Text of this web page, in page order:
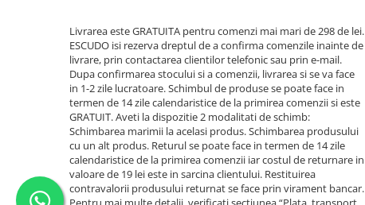
Livrarea este GRATUITA pentru comenzi mai mari de 298 de lei.
ESCUDO isi rezerva dreptul de a confirma comenzile inainte de
livrare, prin contactarea clientilor telefonic sau prin e-mail.
Dupa confirmarea stocului si a comenzii, livrarea si se va face
in 1-2 zile lucratoare. Schimbul de produse se poate face in
termen de 14 zile calendaristice de la primirea comenzii si este
GRATUIT. Aveti la dispozitie 2 modalitati de schimb:
Schimbarea marimii la acelasi produs. Schimbarea produsului
cu un alt produs. Returul se poate face in termen de 14 zile
calendaristice de la primirea comenzii iar costul de returnare in
valoare de 19 lei este in sarcina clientului. Restituirea
contravalorii produsului returnat se face prin virament bancar.